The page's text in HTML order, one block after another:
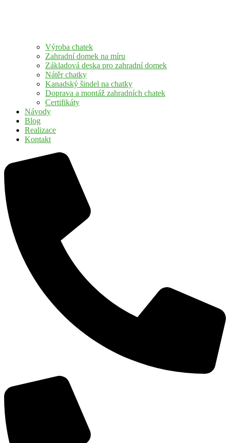
Výroba chatek
Zahradní domek na míru
Základová deska pro zahradní domek
Nátěr chatky
Kanadský šindel na chatky
Doprava a montáž zahradních chatek
Certifikáty
Návody
Blog
Realizace
Kontakt